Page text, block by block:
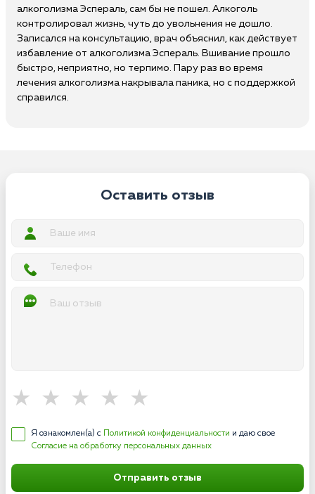
алкоголизма Эспераль, сам бы не пошел. Алкоголь
контролировал жизнь, чуть до увольнения не дошло.
Записался на консультацию, врач объяснил, как действует
избавление от алкоголизма Эспераль. Вшивание прошло
быстро, неприятно, но терпимо. Пару раз во время
лечения алкоголизма накрывала паника, но с поддержкой
справился.
Оставить отзыв
Я ознакомлен(а) с Политикой конфиденциальности и даю свое
Согласие на обработку персональных данных
Отправить отзыв